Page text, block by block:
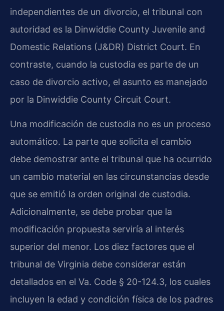
independientes de un divorcio, el tribunal con
autoridad es la Dinwiddie County Juvenile and
Domestic Relations (J&DR) District Court. En
contraste, cuando la custodia es parte de un
caso de divorcio activo, el asunto es manejado
por la Dinwiddie County Circuit Court.
Una modificación de custodia no es un proceso
automático. La parte que solicita el cambio
debe demostrar ante el tribunal que ha ocurrido
un cambio material en las circunstancias desde
que se emitió la orden original de custodia.
Adicionalmente, se debe probar que la
modificación propuesta serviría al interés
superior del menor. Los diez factores que el
tribunal de Virginia debe considerar están
detallados en el Va. Code § 20-124.3, los cuales
incluyen la edad y condición física de los padres